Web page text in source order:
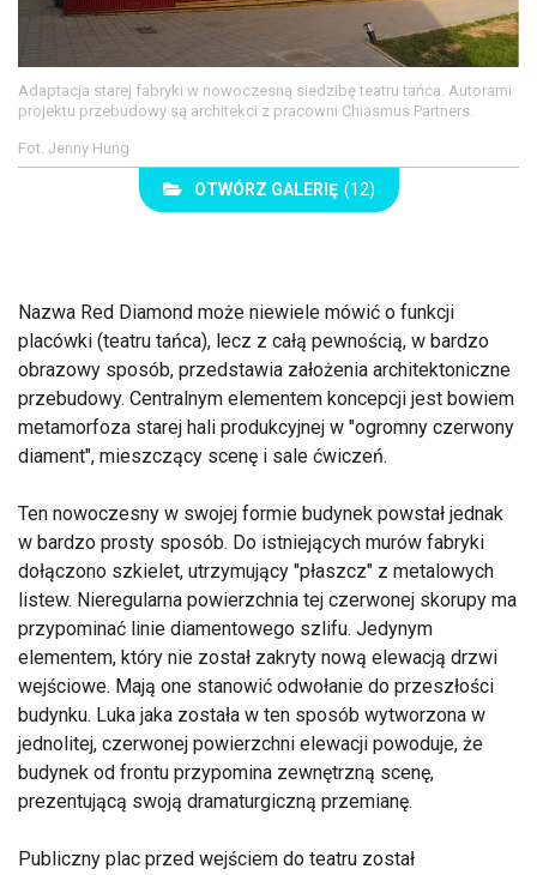
Adaptacja starej fabryki w nowoczesną siedzibę teatru tańca. Autorami
projektu przebudowy są architekci z pracowni Chiasmus Partners.
Fot. Jenny Hung
OTWÓRZ GALERIĘ (12)
Nazwa Red Diamond może niewiele mówić o funkcji
placówki (teatru tańca), lecz z całą pewnością, w bardzo
obrazowy sposób, przedstawia założenia architektoniczne
przebudowy. Centralnym elementem koncepcji jest bowiem
metamorfoza starej hali produkcyjnej w "ogromny czerwony
diament", mieszczący scenę i sale ćwiczeń.
Ten nowoczesny w swojej formie budynek powstał jednak
w bardzo prosty sposób. Do istniejących murów fabryki
dołączono szkielet, utrzymujący "płaszcz" z metalowych
listew. Nieregularna powierzchnia tej czerwonej skorupy ma
przypominać linie diamentowego szlifu. Jedynym
elementem, który nie został zakryty nową elewacją drzwi
wejściowe. Mają one stanowić odwołanie do przeszłości
budynku. Luka jaka została w ten sposób wytworzona w
jednolitej, czerwonej powierzchni elewacji powoduje, że
budynek od frontu przypomina zewnętrzną scenę,
prezentującą swoją dramaturgiczną przemianę.
Publiczny plac przed wejściem do teatru został